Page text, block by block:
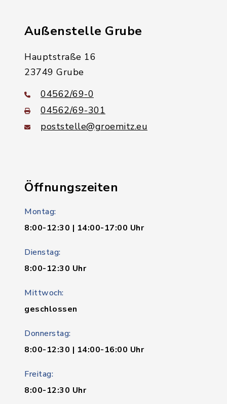
Außenstelle Grube
Hauptstraße 16
23749 Grube
04562/69-0
04562/69-301
poststelle@groemitz.eu
Öffnungszeiten
Montag:
8:00-12:30 | 14:00-17:00 Uhr
Dienstag:
8:00-12:30 Uhr
Mittwoch:
geschlossen
Donnerstag:
8:00-12:30 | 14:00-16:00 Uhr
Freitag:
8:00-12:30 Uhr